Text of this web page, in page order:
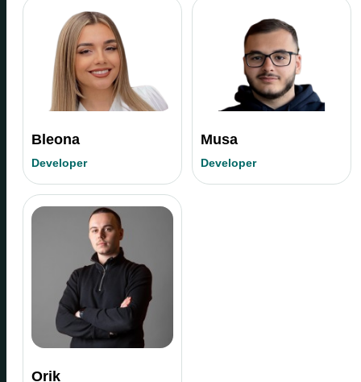
Bleona
Developer
Musa
Developer
Orik